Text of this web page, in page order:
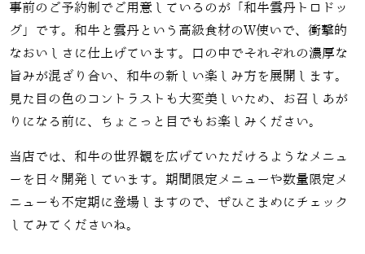
事前のご予約制でご用意しているのが「和牛雲丹トロドッ
グ」です。和牛と雲丹という高級食材のW使いで、衝撃的
なおいしさに仕上げています。口の中でそれぞれの濃厚な
旨みが混ざり合い、和牛の新しい楽しみ方を展開します。
見た目の色のコントラストも大変美しいため、お召しあが
りになる前に、ちょこっと目でもお楽しみください。
当店では、和牛の世界観を広げていただけるようなメニュ
ーを日々開発しています。期間限定メニューや数量限定メ
ニューも不定期に登場しますので、ぜひこまめにチェック
してみてくださいね。